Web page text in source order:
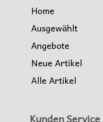
Home
Ausgewählt
Angebote
Neue Artikel
Alle Artikel
Kunden Service